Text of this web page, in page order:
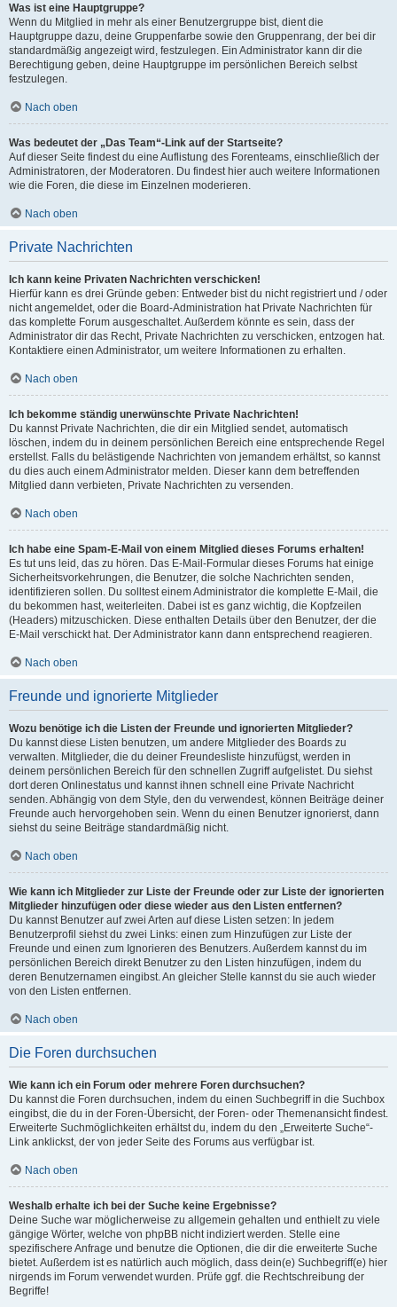
Was ist eine Hauptgruppe?
Wenn du Mitglied in mehr als einer Benutzergruppe bist, dient die
Hauptgruppe dazu, deine Gruppenfarbe sowie den Gruppenrang, der bei dir
standardmäßig angezeigt wird, festzulegen. Ein Administrator kann dir die
Berechtigung geben, deine Hauptgruppe im persönlichen Bereich selbst
festzulegen.
Nach oben
Was bedeutet der „Das Team“-Link auf der Startseite?
Auf dieser Seite findest du eine Auflistung des Forenteams, einschließlich der
Administratoren, der Moderatoren. Du findest hier auch weitere Informationen
wie die Foren, die diese im Einzelnen moderieren.
Nach oben
Private Nachrichten
Ich kann keine Privaten Nachrichten verschicken!
Hierfür kann es drei Gründe geben: Entweder bist du nicht registriert und / oder
nicht angemeldet, oder die Board-Administration hat Private Nachrichten für
das komplette Forum ausgeschaltet. Außerdem könnte es sein, dass der
Administrator dir das Recht, Private Nachrichten zu verschicken, entzogen hat.
Kontaktiere einen Administrator, um weitere Informationen zu erhalten.
Nach oben
Ich bekomme ständig unerwünschte Private Nachrichten!
Du kannst Private Nachrichten, die dir ein Mitglied sendet, automatisch
löschen, indem du in deinem persönlichen Bereich eine entsprechende Regel
erstellst. Falls du belästigende Nachrichten von jemandem erhältst, so kannst
du dies auch einem Administrator melden. Dieser kann dem betreffenden
Mitglied dann verbieten, Private Nachrichten zu versenden.
Nach oben
Ich habe eine Spam-E-Mail von einem Mitglied dieses Forums erhalten!
Es tut uns leid, das zu hören. Das E-Mail-Formular dieses Forums hat einige
Sicherheitsvorkehrungen, die Benutzer, die solche Nachrichten senden,
identifizieren sollen. Du solltest einem Administrator die komplette E-Mail, die
du bekommen hast, weiterleiten. Dabei ist es ganz wichtig, die Kopfzeilen
(Headers) mitzuschicken. Diese enthalten Details über den Benutzer, der die
E-Mail verschickt hat. Der Administrator kann dann entsprechend reagieren.
Nach oben
Freunde und ignorierte Mitglieder
Wozu benötige ich die Listen der Freunde und ignorierten Mitglieder?
Du kannst diese Listen benutzen, um andere Mitglieder des Boards zu
verwalten. Mitglieder, die du deiner Freundesliste hinzufügst, werden in
deinem persönlichen Bereich für den schnellen Zugriff aufgelistet. Du siehst
dort deren Onlinestatus und kannst ihnen schnell eine Private Nachricht
senden. Abhängig von dem Style, den du verwendest, können Beiträge deiner
Freunde auch hervorgehoben sein. Wenn du einen Benutzer ignorierst, dann
siehst du seine Beiträge standardmäßig nicht.
Nach oben
Wie kann ich Mitglieder zur Liste der Freunde oder zur Liste der ignorierten
Mitglieder hinzufügen oder diese wieder aus den Listen entfernen?
Du kannst Benutzer auf zwei Arten auf diese Listen setzen: In jedem
Benutzerprofil siehst du zwei Links: einen zum Hinzufügen zur Liste der
Freunde und einen zum Ignorieren des Benutzers. Außerdem kannst du im
persönlichen Bereich direkt Benutzer zu den Listen hinzufügen, indem du
deren Benutzernamen eingibst. An gleicher Stelle kannst du sie auch wieder
von den Listen entfernen.
Nach oben
Die Foren durchsuchen
Wie kann ich ein Forum oder mehrere Foren durchsuchen?
Du kannst die Foren durchsuchen, indem du einen Suchbegriff in die Suchbox
eingibst, die du in der Foren-Übersicht, der Foren- oder Themenansicht findest.
Erweiterte Suchmöglichkeiten erhältst du, indem du den „Erweiterte Suche“-
Link anklickst, der von jeder Seite des Forums aus verfügbar ist.
Nach oben
Weshalb erhalte ich bei der Suche keine Ergebnisse?
Deine Suche war möglicherweise zu allgemein gehalten und enthielt zu viele
gängige Wörter, welche von phpBB nicht indiziert werden. Stelle eine
spezifischere Anfrage und benutze die Optionen, die dir die erweiterte Suche
bietet. Außerdem ist es natürlich auch möglich, dass dein(e) Suchbegriff(e) hier
nirgends im Forum verwendet wurden. Prüfe ggf. die Rechtschreibung der
Begriffe!